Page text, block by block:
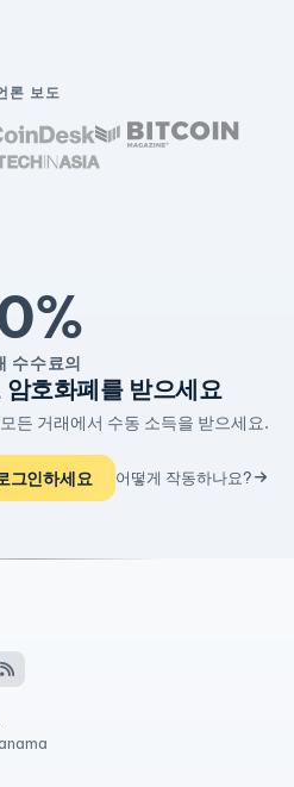
론 보도
수수료의
호화폐를 받으세요
든 거래에서 수동 소득을 받으세요.
그인하세요 어떻게 작동하나요?